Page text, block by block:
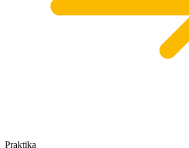
Praktika